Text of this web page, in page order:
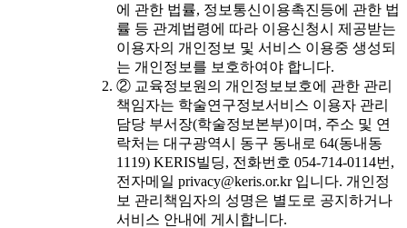
에 관한 법률, 정보통신이용촉진등에 관한 법
률 등 관계법령에 따라 이용신청시 제공받는
이용자의 개인정보 및 서비스 이용중 생성되
는 개인정보를 보호하여야 합니다.
② 교육정보원의 개인정보보호에 관한 관리
책임자는 학술연구정보서비스 이용자 관리
담당 부서장(학술정보본부)이며, 주소 및 연
락처는 대구광역시 동구 동내로 64(동내동
1119) KERIS빌딩, 전화번호 054-714-0114번,
전자메일 privacy@keris.or.kr 입니다. 개인정
보 관리책임자의 성명은 별도로 공지하거나
서비스 안내에 게시합니다.